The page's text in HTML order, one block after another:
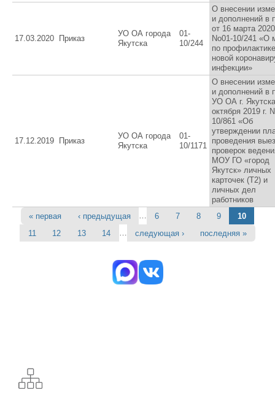
17.03.2020 Приказ
УО ОА города
Якутска
01-
10/244
О внесении
и дополнений в
от 16 марта
No01-10/241 «О
по профилактике
новой
инфекции»
17.12.2019 Приказ
УО ОА города
Якутска
01-
10/1171
О внесении
и дополнений в
УО ОА г.
октября 2019 г.
10/861 «Об
утверждении
проведения
проверок
МОУ ГО «город
Якутск» личных
карточек (Т2) и
личных дел
работников
Страницы
« первая ‹ предыдущая 6 7 8 9
10
11
12 13 14 следующая › последняя »